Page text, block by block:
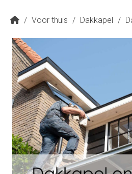
/ Voor thuis / Dakkapel /